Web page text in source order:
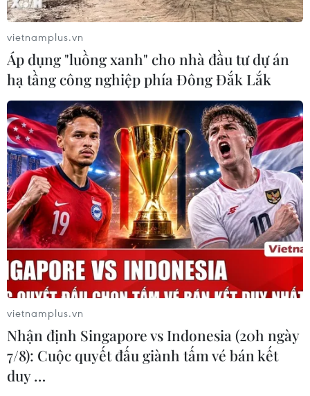
vietnamplus.vn
Áp dụng "luồng xanh" cho nhà đầu tư dự án
hạ tầng công nghiệp phía Đông Đắk Lắk
vietnamplus.vn
Nhận định Singapore vs Indonesia (20h ngày
7/8): Cuộc quyết đấu giành tấm vé bán kết
duy …